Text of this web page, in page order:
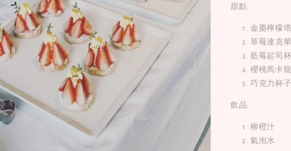
甜點:
金棗檸檬塔
草莓達克
藍莓起司杯
櫻桃馬卡龍
巧克力杯
飲品:
柳橙汁
氣泡水